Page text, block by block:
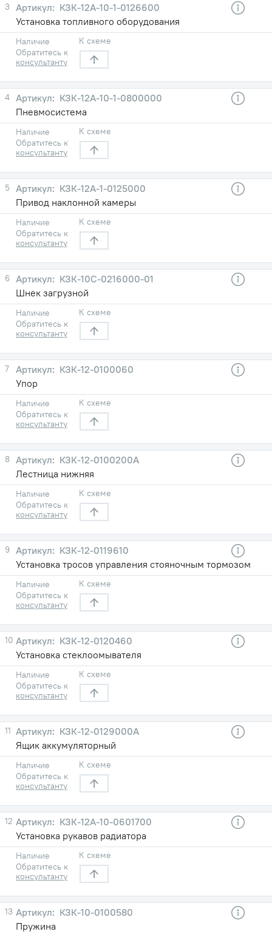
3
КЗК-12А-10-1-0126600
Установка топливного оборудования
Наличие
Обратитесь к
консультанту
К схеме
4
КЗК-12А-10-1-0800000
Пневмосистема
Наличие
Обратитесь к
консультанту
К схеме
5
КЗК-12А-1-0125000
Привод наклонной камеры
Наличие
Обратитесь к
консультанту
К схеме
6
КЗК-10C-0216000-01
Шнек загрузной
Наличие
Обратитесь к
консультанту
К схеме
7
КЗК-12-0100060
Упор
Наличие
Обратитесь к
консультанту
К схеме
8
КЗК-12-0100200А
Лестница нижняя
Наличие
Обратитесь к
консультанту
К схеме
9
КЗК-12-0119610
Установка тросов управления стояночным тормозом
Наличие
Обратитесь к
консультанту
К схеме
10
КЗК-12-0120460
Установка стеклоомывателя
Наличие
Обратитесь к
консультанту
К схеме
11
КЗК-12-0129000А
Ящик аккумуляторный
Наличие
Обратитесь к
консультанту
К схеме
12
КЗК-12А-10-0601700
Установка рукавов радиатора
Наличие
Обратитесь к
консультанту
К схеме
13
КЗК-10-0100580
Пружина